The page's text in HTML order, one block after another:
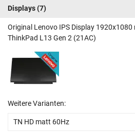
Displays(7)
Original Lenovo IPS Display
ThinkPad L13 Gen 2 (21AC)
Weitere Varianten:
TN HD matt 60Hz